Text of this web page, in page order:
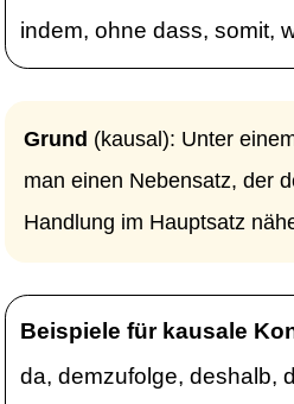
indem, ohne dass, somit,
Grund (kausal): Unter
man einen Nebensatz, der
Handlung im Hauptsatz
Beispiele für kausale
da, demzufolge, deshalb,